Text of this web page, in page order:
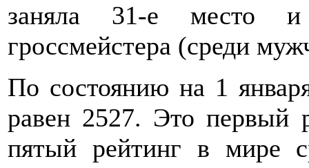
заняла 31-е место
гроссмейстера (среди
По состоянию на 1
равен 2527. Это первый
пятый рейтинг в мире